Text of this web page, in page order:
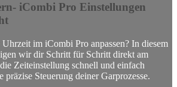
iCombi Pro Einstellungen
im iCombi Pro anpassen? In diesem
wir dir Schritt für Schritt direkt am
Zeiteinstellung schnell und einfach
präzise Steuerung deiner Garprozesse.